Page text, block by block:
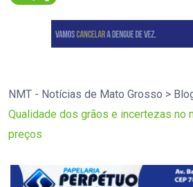
NMT - Notícias de Mato Grosso >
Qualidade dos grãos e incertezas no
preços